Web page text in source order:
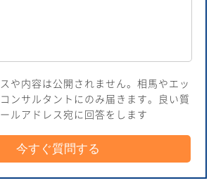
や内容は公開されません。相馬やエッ
ンサルタントにのみ届きます。良い質
ルアドレス宛に回答をします